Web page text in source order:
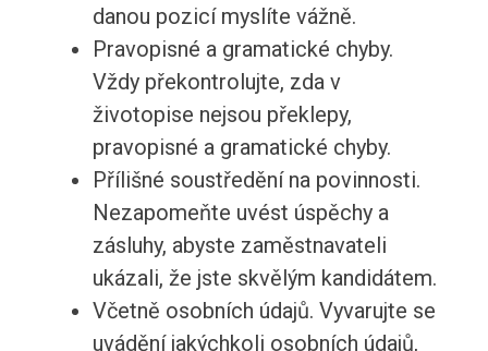
danou pozicí myslíte vážně.
Pravopisné a gramatické chyby.
Vždy překontrolujte, zda v
životopise nejsou překlepy,
pravopisné a gramatické chyby.
Přílišné soustředění na povinnosti.
Nezapomeňte uvést úspěchy a
zásluhy, abyste zaměstnavateli
ukázali, že jste skvělým kandidátem.
Včetně osobních údajů. Vyvarujte se
uvádění jakýchkoli osobních údajů,